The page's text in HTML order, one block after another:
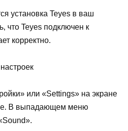
установка Teyes в ваш
что Teyes подключен к
корректно.
или «Settings» на экране
В выпадающем меню